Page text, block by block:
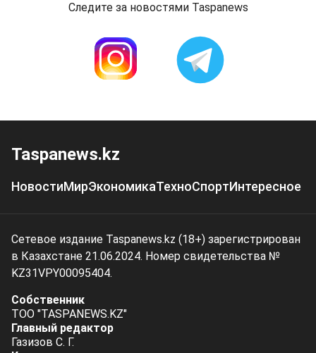
Следите за новостями Taspanews
Taspanews.kz
НовостиМирЭкономикаТехноСпортИнтересное
Сетевое издание Taspanews.kz (18+) зарегистрирован
в Казахстане 21.06.2024. Номер свидетельства №
KZ31VPY00095404.
Собственник
ТОО "TASPANEWS.KZ"
Главный редактор
Газизов С. Г.